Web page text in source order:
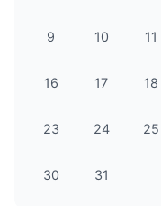
9 10 11
16 17 18
23 24 25
30 31